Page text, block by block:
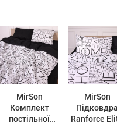
MirSon
Комплект
постільної
MirSon
Ranforce